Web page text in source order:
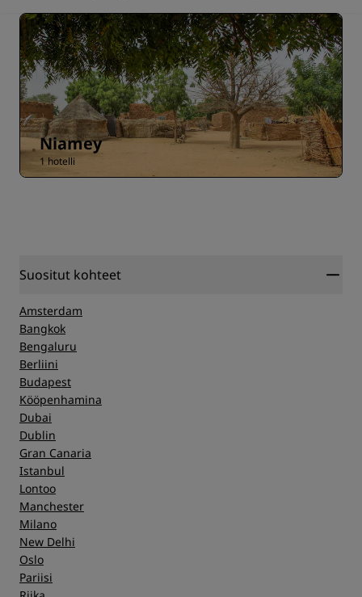
Niamey
1 hotelli
Suositut kohteet
Amsterdam
Bangkok
Bengaluru
Berliini
Budapest
Kööpenhamina
Dubai
Dublin
Gran Canaria
Istanbul
Lontoo
Manchester
Milano
New Delhi
Oslo
Pariisi